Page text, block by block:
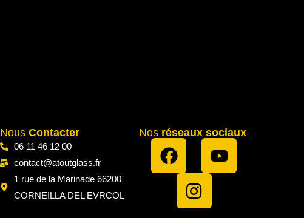
NousContacter
06 11 46 12 00
contact@atoutglass.fr
1 rue de la Marinade 66200
CORNEILLA DEL EVRCOL
Nos réseaux sociaux